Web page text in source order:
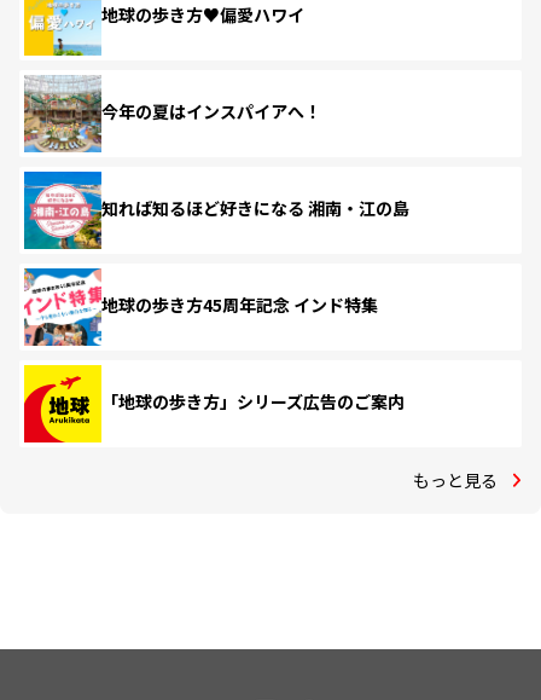
地球の歩き方♥偏愛ハワイ
今年の夏はインスパイアへ！
知れば知るほど好きになる 湘南・江の島
地球の歩き方45周年記念 インド特集
「地球の歩き方」シリーズ広告のご案内
もっと見る